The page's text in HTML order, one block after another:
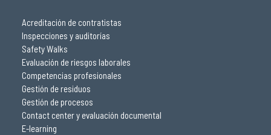
Acreditación de contratistas
Inspecciones y auditorías
Safety Walks
Evaluación de riesgos laborales
Competencias profesionales
Gestión de residuos
Gestión de procesos
Contact center y evaluación documental
E-learning